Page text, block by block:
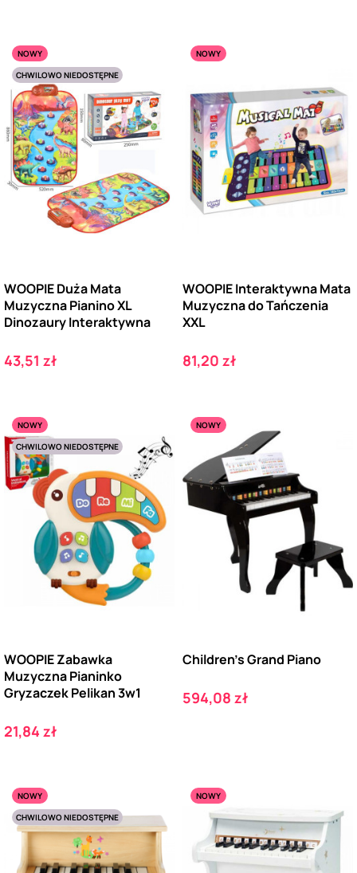
NOWY
CHWILOWO NIEDOSTĘPNE
WOOPIE Duża Mata
Muzyczna Pianino XL
Dinozaury Interaktywna
Cena
43,51 zł
NOWY
WOOPIE Interaktywna Mata
Muzyczna do Tańczenia
XXL
Cena
81,20 zł
NOWY
CHWILOWO NIEDOSTĘPNE
WOOPIE Zabawka
Muzyczna Pianinko
Gryzaczek Pelikan 3w1
Cena
21,84 zł
NOWY
Children's Grand Piano
Cena
594,08 zł
NOWY
CHWILOWO NIEDOSTĘPNE
NOWY